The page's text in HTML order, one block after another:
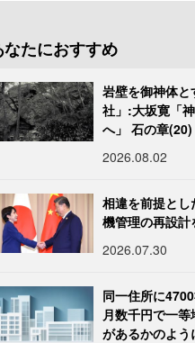
なたにおすすめ
岩壁を御神体
社」:大坂寛「
へ」 石の章(20)
2026.08.02
相違を前提と
機管理の再設計
2026.07.30
同一住所に
月数千円で一
があるかのよう